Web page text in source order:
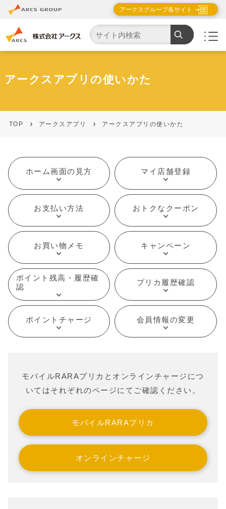
アークスグループ各サイト
アークスアプリの使いかた
TOP アークスアプリ アークスアプリの使いかた
ホーム画面の見方 マイ店舗登録
お支払い方法 おトクなクーポン
お買い物メモ キャンペーン
ポイント残高・履歴確
認
プリカ履歴確認
ポイントチャージ 会員情報の変更
モバイルRARAプリカとオンラインチャージにつ
いてはそれぞれのページにてご確認ください。
モバイルRARAプリカ
オンラインチャージ